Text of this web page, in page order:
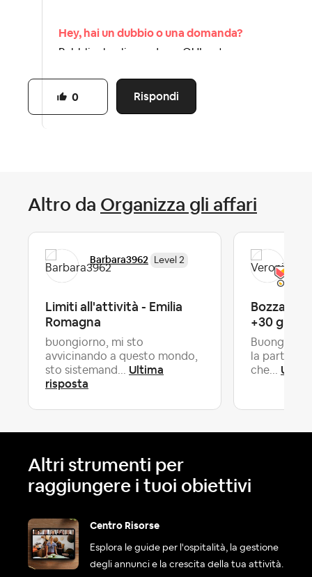
Hey, hai un dubbio o una domanda?
Pubblicala cliccando >>QUI<< troveremo
Dai un’occhiata alla nostra netiquette, le
Linee guida della community
Rispondi
0
Altro da Organizza gli affari
Barbara3962 Level 2
Limiti all'attività - Emilia
Romagna
buongiorno, mi sto
avvicinando a questo mondo,
sto sistemand... Ultima
risposta
Bozza
+30 giorni
la partita
che...
Altri strumenti per
raggiungere i tuoi obiettivi
Centro Risorse
Esplora le guide per l'ospitalità, la gestione
degli annunci e la crescita della tua attività.